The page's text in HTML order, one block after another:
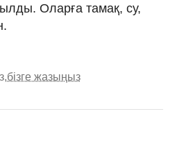
Оларға тамақ, су,
бізге жазыңыз